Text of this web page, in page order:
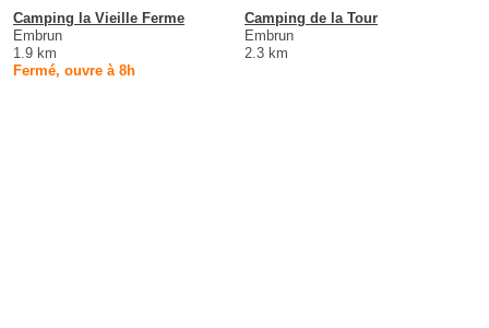
Camping la Vieille Ferme
Embrun
1.9 km
Fermé, ouvre à 8h
Camping de la Tour
Embrun
2.3 km